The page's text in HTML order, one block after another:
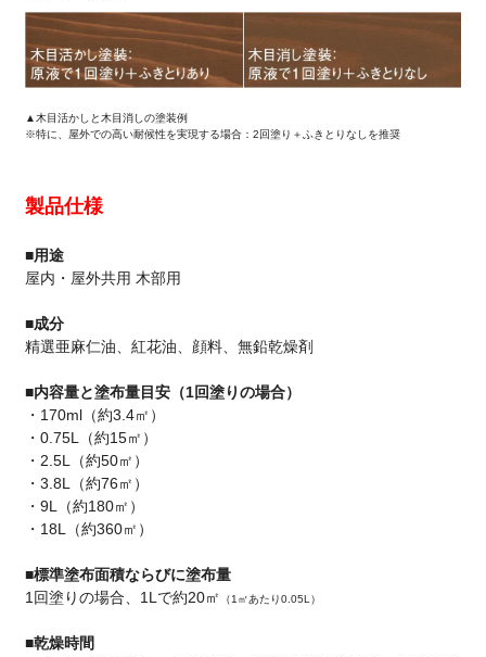
▲木目活かしと木目消しの塗装例
※特に、屋外での高い耐候性を実現する場合：2回塗り＋ふきとりなしを推奨
製品仕様
■用途
屋内・屋外共用 木部用
■成分
精選亜麻仁油、紅花油、顔料、無鉛乾燥剤
■内容量と塗布量目安（1回塗りの場合）
・170ml（約3.4㎡）
・0.75L（約15㎡）
・2.5L（約50㎡）
・3.8L（約76㎡）
・9L（約180㎡）
・18L（約360㎡）
■標準塗布面積ならびに塗布量
1回塗りの場合、1Lで約20㎡
（1㎡あたり0.05L）
■乾燥時間